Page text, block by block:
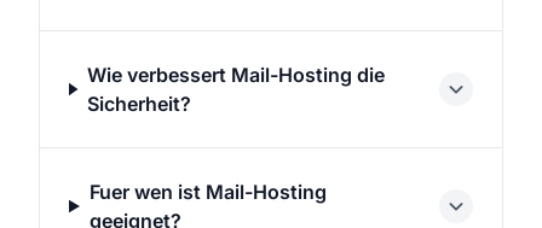
Wie verbessert Mail-Hosting die
Sicherheit?
Fuer wen ist Mail-Hosting
geeignet?